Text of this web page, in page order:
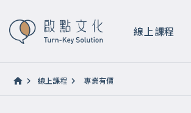
線上課程
3 單元 17 小節，共 課時 5
線上課程 專業有價